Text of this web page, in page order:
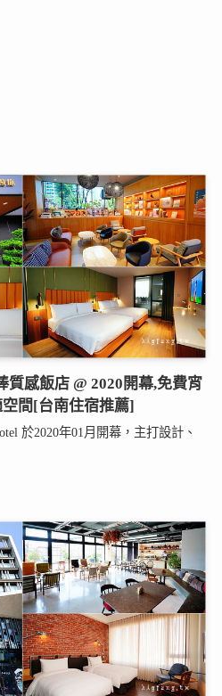
質感飯店 @ 2020開幕,免費宵
間[台南住宿推薦]
於2020年01月開幕，主打設計、